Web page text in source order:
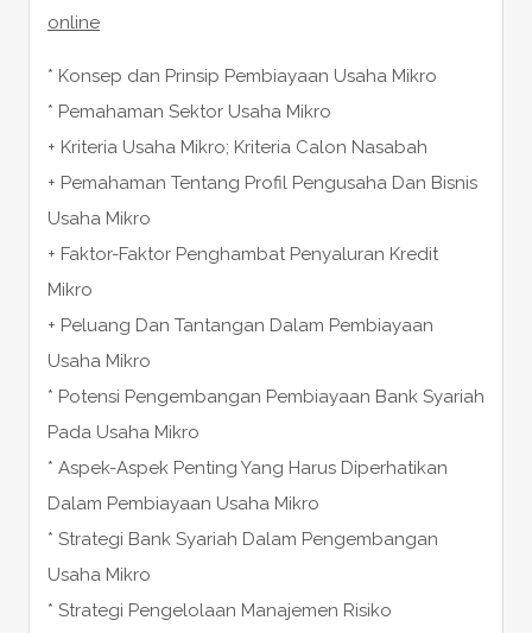
online
* Konsep dan Prinsip Pembiayaan Usaha Mikro
* Pemahaman Sektor Usaha Mikro
+ Kriteria Usaha Mikro; Kriteria Calon Nasabah
+ Pemahaman Tentang Profil Pengusaha Dan Bisnis
Usaha Mikro
+ Faktor-Faktor Penghambat Penyaluran Kredit
Mikro
+ Peluang Dan Tantangan Dalam Pembiayaan
Usaha Mikro
* Potensi Pengembangan Pembiayaan Bank Syariah
Pada Usaha Mikro
* Aspek-Aspek Penting Yang Harus Diperhatikan
Dalam Pembiayaan Usaha Mikro
* Strategi Bank Syariah Dalam Pengembangan
Usaha Mikro
* Strategi Pengelolaan Manajemen Risiko